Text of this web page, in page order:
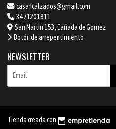
casaricalzados@gmail.com
3471201811
San Martin 153, Cañada de Gomez
Botón de arrepentimiento
NEWSLETTER
Tienda creada con